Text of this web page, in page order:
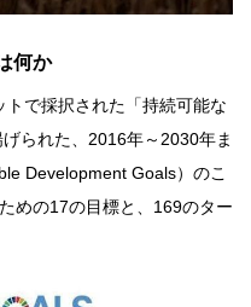
何か
で採択された「持続可能な
られた、2016年～2030年ま
Development Goals）のこ
めの17の目標と、169のター